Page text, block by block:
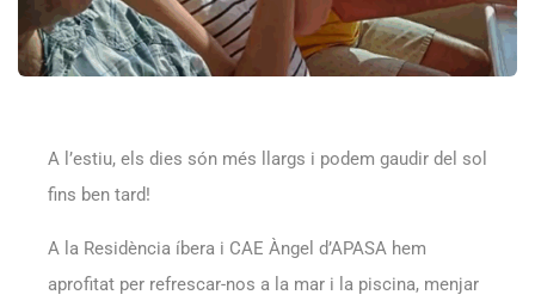
A l’estiu, els dies són més llargs i podem gaudir del sol
fins ben tard!
A la Residència íbera i CAE Àngel d’APASA hem
aprofitat per refrescar-nos a la mar i la piscina, menjar